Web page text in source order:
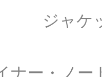
ジャケ
ート：